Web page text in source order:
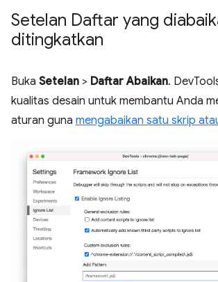
Setelan Daftar yang
ditingkatkan
Buka Setelan > Daftar Abaikan.
kualitas desain untuk membantu Anda
aturan guna mengabaikan satu skrip